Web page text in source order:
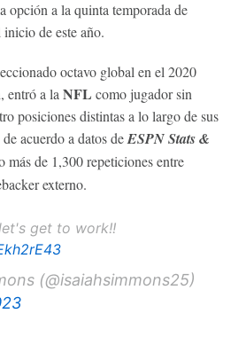
opción a la quinta temporada de
inicio de este año.
octavo global en el 2020
, entró a la NFL como jugador sin
posiciones distintas a lo largo de sus
acuerdo a datos deESPN Stats &
más de 1,300 repeticiones entre
externo.
get to work!!
(@isaiahsimmons25)